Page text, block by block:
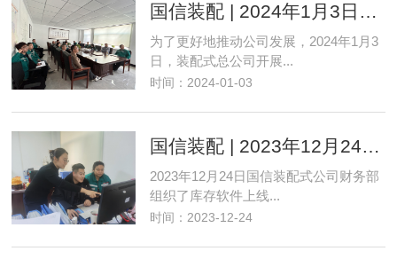
国信装配 | 2024年1月3日考察汇报
为了更好地推动公司发展，2024年1月3
日，装配式总公司开展...
时间：2024-01-03
国信装配 | 2023年12月24日库存软件培训
2023年12月24日国信装配式公司财务部
组织了库存软件上线...
时间：2023-12-24